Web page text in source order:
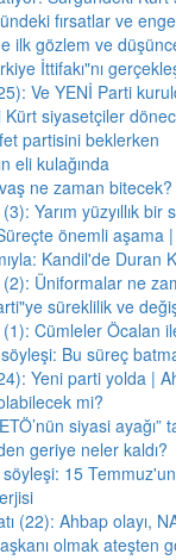
fırsatlar ve
ilk gözlem ve
İttifakı"nı
Ve YENİ Parti
siyasetçiler
partisini beklerken
eli kulağında
ne zaman
Yarım yüzyıllık
önemli aşama
Kandil'de Duran
Üniformalar ne
süreklilik ve
Cümleler Öcalan
Bu süreç
Yeni parti yolda |
mi?
siyasi ayağı”
geriye neler kaldı?
15
(22): Ahbap olayı,
olmak ateşten